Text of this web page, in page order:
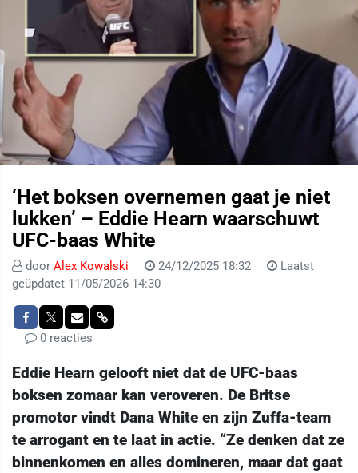
‘Het boksen overnemen gaat je niet
lukken’ – Eddie Hearn waarschuwt
UFC-baas White
door Alex Kowalski 24/12/2025 18:32
Laatst
geüpdatet 11/05/2026 14:30
0 reacties
Eddie Hearn gelooft niet dat de UFC-baas
boksen zomaar kan veroveren. De Britse
promotor vindt Dana White en zijn Zuffa-team
te arrogant en te laat in actie. “Ze denken dat ze
binnenkomen en alles domineren, maar dat gaat